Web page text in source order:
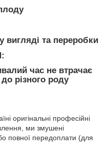
та переробки
час не втрачає
різного роду
оригінальні професійні
ми змушені
повної передоплати (для